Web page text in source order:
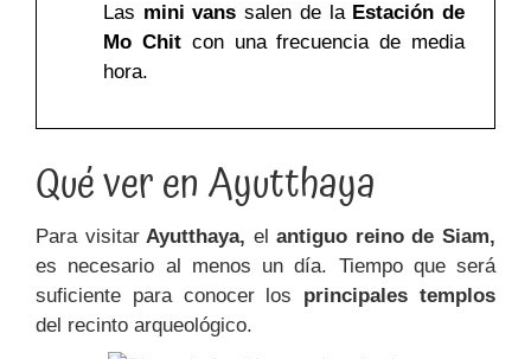
Las mini vans salen de la Estación de
Mo Chitcon una frecuencia de media
hora.
Qué ver en Ayutthaya
Para visitarAyutthaya, el antiguo reino de Siam,
es necesario al menos un día. Tiempo que será
suficiente para conocer los principales templos
del recinto arqueológico.